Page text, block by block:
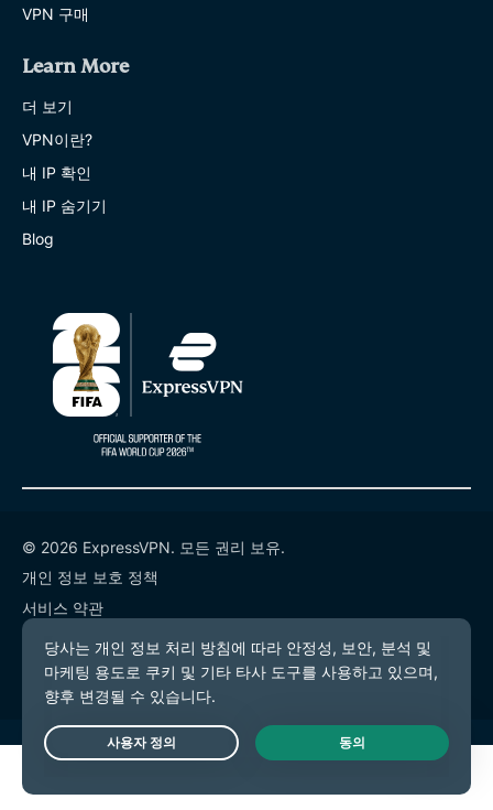
VPN 구매
Learn More
더 보기
VPN이란?
내 IP 확인
내 IP 숨기기
Blog
© 2026 ExpressVPN. 모든 권리 보유.
개인 정보 보호 정책
서비스 약관
쿠키 기본 설정
Live Chat